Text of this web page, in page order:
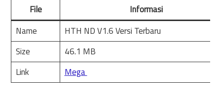
File
Informasi
Name
HTH ND V1.6 Versi Terbaru
Size
46.1 MB
Link
Mega